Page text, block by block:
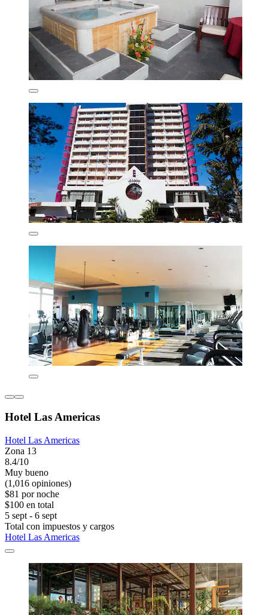
Hotel Las Americas
Hotel Las Americas
Zona 13
8.4/10
Muy bueno
(1,016 opiniones)
$81 por noche
$100 en total
5 sept - 6 sept
Total con impuestos y cargos
Hotel Las Americas